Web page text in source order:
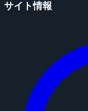
サイト情報